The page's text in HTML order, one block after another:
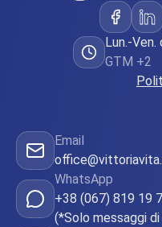
Lun.-
GTM +2
Email
WhatsApp
+38 (067) 819 19
(*Solo messaggi